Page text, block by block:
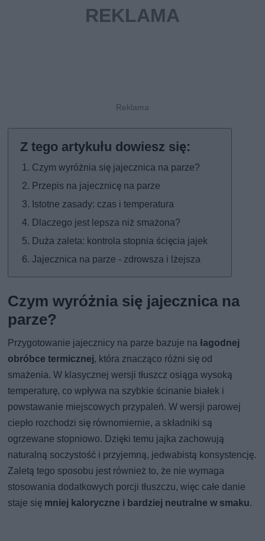
Czym wyróżnia się jajecznica na parze?
Przepis na jajecznicę na parze
Istotne zasady: czas i temperatura
Dlaczego jest lepsza niż smażona?
Duża zaleta: kontrola stopnia ścięcia jajek
Jajecznica na parze - zdrowsza i lżejsza
Czym wyróżnia się jajecznica na
parze?
Przygotowanie jajecznicy na parze bazuje nałagodnej
obróbce termicznej, która znacząco różni się od
smażenia. W klasycznej wersji tłuszcz osiąga wysoką
temperaturę, co wpływa na szybkie ścinanie białek i
powstawanie miejscowych przypaleń. W wersji parowej
ciepło rozchodzi się równomiernie, a składniki są
ogrzewane stopniowo. Dzięki temu jajka zachowują
naturalną soczystość i przyjemną, jedwabistą konsystencję.
Zaletą tego sposobu jest również to, że nie wymaga
stosowania dodatkowych porcji tłuszczu, więc całe danie
staje się mniej kaloryczne i bardziej neutralne w smaku.